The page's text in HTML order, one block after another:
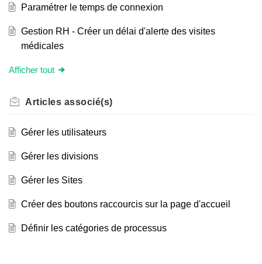
Paramétrer le temps de connexion
Gestion RH - Créer un délai d'alerte des visites
médicales
Afficher tout
Articles associé(s)
Gérer les utilisateurs
Gérer les divisions
Gérer les Sites
Créer des boutons raccourcis sur la page d'accueil
Définir les catégories de processus